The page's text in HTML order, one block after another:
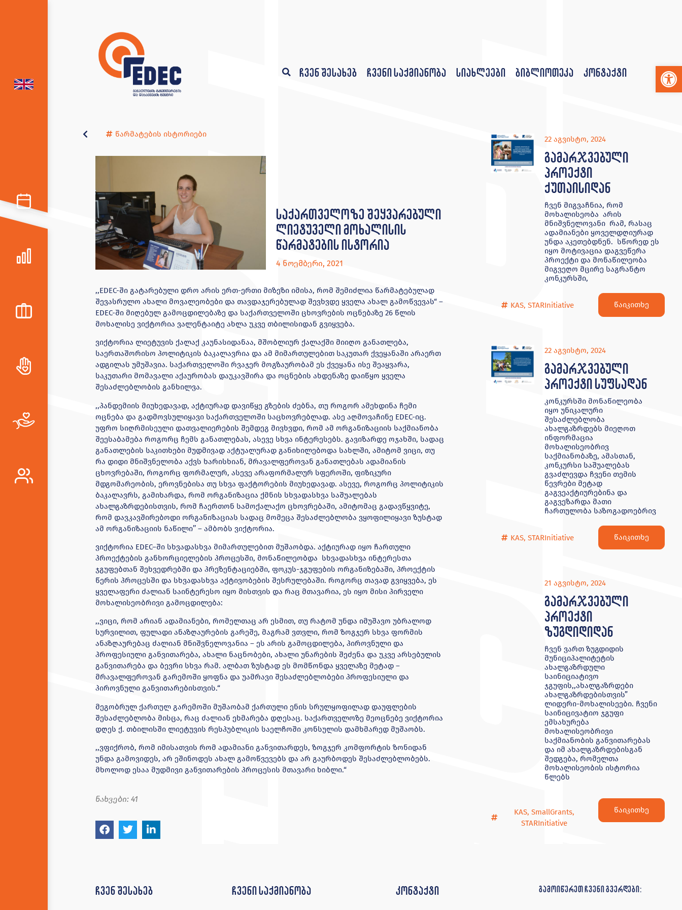
ჩვენ შესახებ ჩვენი საქმიანობა სიახლეები ბიბლიოთეკა კონტაქტი
წარმატების ისტორიები
საქართველოზე შეყვარებული
ლიეტუველი მოხალისის
წარმატების ისტორია
4 ნოემბერი, 2021
,,EDEC-ში გატარებული დრო არის ერთ-ერთი მიზეზი იმისა, რომ შემიძლია წარმატებულად
შევასრულო ახალი მოვალეობები და თავდაჯერებულად შევხვდე ყველა ახალ გამოწვევას“ –
ЕDEC-ში მიღებულ გამოცდილებაზე და საქართველოში ცხოვრების ოცნებაზე 26 წლის
მოხალისე ვიქტორია ვალენტაიტე ახლა უკვე თბილისიდან გვიყვება.
ვიქტორია ლიეტუვის ქალაქ კაუნასიდანაა, მშობლიურ ქალაქში მიიღო განათლება,
საერთაშორისო პოლიტიკის ბაკალავრია და ამ მიმართულებით საკუთარ ქვეყანაში არაერთ
ადგილას უმუშავია. საქართველოში რვაჯერ მოგზაურობამ ეს ქვეყანა ისე შეაყვარა,
საკუთარი მომავალი აქაურობას დაუკავშირა და ოცნების ახდენაზე დაიწყო ყველა
შესაძლებლობის განხილვა.
,,პანდემიის მიუხედავად, აქტიურად დავიწყე გზების ძებნა, თუ როგორ ამეხდინა ჩემი
ოცნება და გადმოვსულიყავი საქართველოში საცხოვრებლად. ასე აღმოვაჩინე EDEC-იც.
უფრო სიღრმისეული დათვალიერების შემდეგ მივხვდი, რომ ამ ორგანიზაციის საქმიანობა
შეესაბამება როგორც ჩემს განათლებას, ასევე სხვა ინტერესებს. გავიზარდე ოჯახში, სადაც
განათლების საკითხები მუდმივად აქტუალურად განიხილებოდა სახლში, ამიტომ ვიცი, თუ
რა დიდი მნიშვნელობა აქვს ხარისხიან, მრავალფეროვან განათლებას ადამიანის
ცხოვრებაში, როგორც ფორმალურ, ასევე არაფორმალურ სფეროში, ფიზიკური
მდგომარეობის, ეროვნებისა თუ სხვა ფაქტორების მიუხედავად. ასევე, როგორც პოლიტიკის
ბაკალავრს, გამიხარდა, რომ ორგანიზაცია ქმნის სხვადასხვა საშუალებას
ახალგაზრდებისთვის, რომ ჩაერთონ სამოქალაქო ცხოვრებაში, ამიტომაც გადავწყვიტე,
რომ დავკავშირებოდი ორგანიზაციას სადაც მომეცა შესაძლებლობა ვყოფილიყავი ზუსტად
ამ ორგანიზაციის ნაწილი’’ – ამბობს ვიქტორია.
ვიქტორია EDEC–ში სხვადასხვა მიმართულებით მუშაობდა. აქტიურად იყო ჩართული
პროექტების განხორციელების პროცესში, მონაწილეობდა სხვადასხვა ინტერესთა
ჯგუფებთან შეხვედრებში და პრეზენტაციებში, ფოკუს-ჯგუფების ორგანიზებაში, პროექტის
წერის პროცესში და სხვადასხვა აქტივობების შესრულებაში. როგორც თავად გვიყვება, ეს
ყველაფერი ძალიან საინტერესო იყო მისთვის და რაც მთავარია, ეს იყო მისი პირველი
მოხალისეობრივი გამოცდილება:
,,ვიცი, რომ არიან ადამიანები, რომელთაც არ ესმით, თუ რატომ უნდა იმუშავო უბრალოდ
სურვილით, ფულადი ანაზღაურების გარეშე, მაგრამ ვთვლი, რომ ზოგჯერ სხვა ფორმის
ანაზღაურებაც ძალიან მნიშვნელოვანია – ეს არის გამოცდილება, პიროვნული და
პროფესიული განვითარება, ახალი ნაცნობები, ახალი უნარების შეძენა და უკვე არსებულის
განვითარება და ბევრი სხვა რამ. ალბათ ზუსტად ეს მომწონდა ყველაზე მეტად –
მრავალფეროვან გარემოში ყოფნა და უამრავი შესაძლებლობები პროფესიული და
პიროვნული განვითარებისთვის.“
მეგობრულ ქართულ გარემოში მუშაობამ ქართული ენის სრულყოფილად დაუფლების
შესაძლებლობა მისცა, რაც ძალიან ეხმარება დღესაც. საქართველოზე მეოცნებე ვიქტორია
დღეს ქ. თბილისში ლიეტუვის რესპუბლიკის საელჩოში კონსულის დამხმარედ მუშაობს.
,,ვფიქრობ, რომ იმისათვის რომ ადამიანი განვითარდეს, ზოგჯერ კომფორტის ზონიდან
უნდა გამოვიდეს, არ ეშინოდეს ახალ გამოწვევებს და არ გაურბოდეს შესაძლებლობებს.
მხოლოდ ესაა მუდმივი განვითარების პროცესის მთავარი ხიბლი.“
ნახვები: 41
22 აგვისტო, 2024
გამარჯვებული
პროექტი
ქუთაისიდან
ჩვენ მიგვაჩნია, რომ
მოხალისეობა არის
მნიშვნელოვანი რამ, რასაც
ადამიანები ყოველდღიურად
უნდა აკეთებდნენ. სწორედ ეს
იყო მოტივაცია დაგვეწერა
პროექტი და მონაწილეობა
მიგვეღო მცირე საგრანტო
კონკურსში,
KAS,STARInitiative წაიკითხე
22 აგვისტო, 2024
გამარჯვებული
პროექტი სუფსადან
კონკურსში მონაწილეობა
იყო უნიკალური
შესაძლებლობა
ახალგაზრდებს მიეღოთ
ინფორმაცია
მოხალისეობრივ
საქმიანობაზე, ამასთან,
კონკურსი საშუალებას
გვაძლევდა ჩვენი თემის
წევრები მეტად
გაგვეაქტიურებინა და
გაგვეზარდა მათი
ჩართულობა საზოგადოებრივ
KAS,STARInitiative წაიკითხე
21 აგვისტო, 2024
გამარჯვებული
პროექტი
ზუგდიდიდან
ჩვენ ვართ ზუგდიდის
მუნიციპალიტეტის
ახალგაზრდული
საინიციატივო
ჯგუფის,,ახალგაზრდები
ახალგაზრდებისთვის”
ლიდერი-მოხალისეები. ჩვენი
საინიცივატიო ჯგუფი
ემსახურება
მოხალისეობრივი
საქმიანობის განვითარებას
და იმ ახალგაზრდებისგან
შედგება, რომელთა
მოხალისეობის ისტორია
წლებს
KAS, SmallGrants,
STARInitiative
წაიკითხე
ჩვენ შესახებ ჩვენი საქმიანობა კონტაქტი გამოიწერეთ ჩვენი გვერდები: